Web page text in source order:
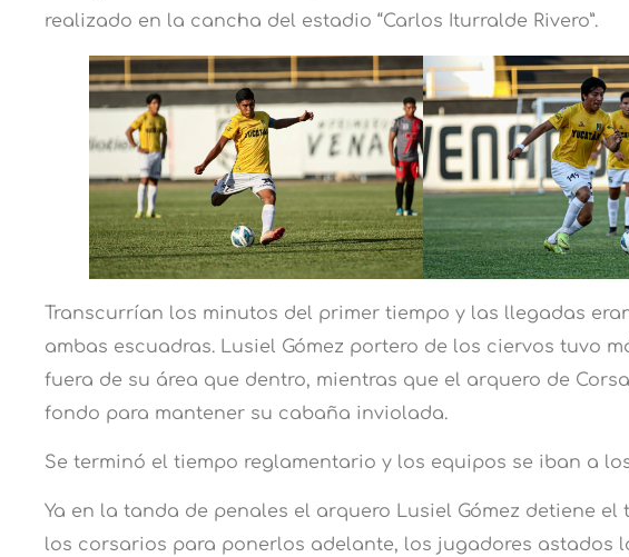
realizado en la cancha del estadio “Carlos Iturralde Rivero”.
Transcurrían los minutos del primer tiempo y las llegadas
ambas escuadras. Lusiel Gómez portero de los ciervos tuvo
fuera de su área que dentro, mientras que el arquero de
fondo para mantener su cabaña inviolada.
Se terminó el tiempo reglamentario y los equipos se iban a
Ya en la tanda de penales el arquero Lusiel Gómez detiene el
los corsarios para ponerlos adelante, los jugadores astados